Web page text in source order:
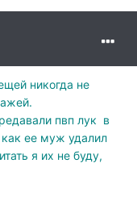
никогда не
пвп лук в
ее муж удалил
я их не буду,